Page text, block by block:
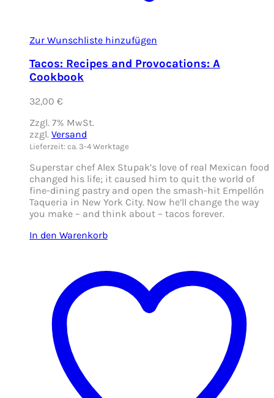
Zur Wunschliste hinzufügen
Tacos: Recipes and Provocations: A
Cookbook
32,00 €
Zzgl. 7% MwSt.
zzgl. Versand
Lieferzeit: ca. 3-4 Werktage
Superstar chef Alex Stupak’s love of real Mexican food
changed his life; it caused him to quit the world of
fine-dining pastry and open the smash-hit Empellón
Taqueria in New York City. Now he’ll change the way
you make – and think about – tacos forever.
In den Warenkorb